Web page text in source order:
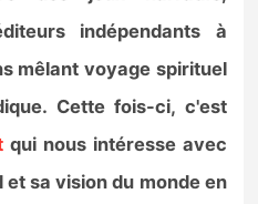
indépendants à
mêlant voyage spirituel
Cette fois-ci, c'est
qui nous intéresse avec
sa vision du monde en